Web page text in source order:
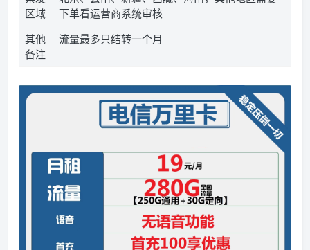
区域
下单看运营商系统审核
其他
备注
流量最多只结转一个月